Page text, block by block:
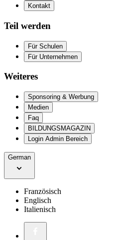
Kontakt
Teil werden
Für Schulen
Für Unternehmen
Weiteres
Sponsoring & Werbung
Medien
Faq
BILDUNGSMAGAZIN
Login Admin Bereich
German
Französisch
Englisch
Italienisch